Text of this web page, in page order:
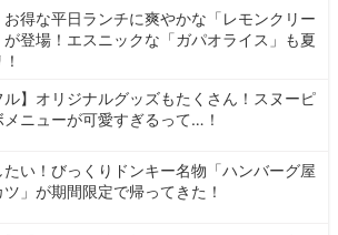
お得な平日ランチに爽やかな「レモンクリー
が登場！エスニックな「ガパオライス」も夏
ル】オリジナルグッズもたくさん！スヌーピ
メニューが可愛すぎるって…！
たい！びっくりドンキー名物「ハンバーグ屋
」が期間限定で帰ってきた！